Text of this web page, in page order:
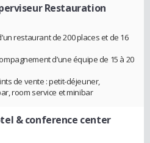
Restauration
restaurant de 200 places et de 16
d’une équipe de 15 à 20
de vente : petit-déjeuner,
room service et minibar
& conference center